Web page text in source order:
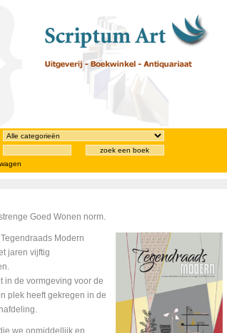
zoek een boek
Goed Wonen norm.
Modern
jaren vijftig
in de vormgeving voor de
plek heeft gekregen in de
we onmiddellijk en